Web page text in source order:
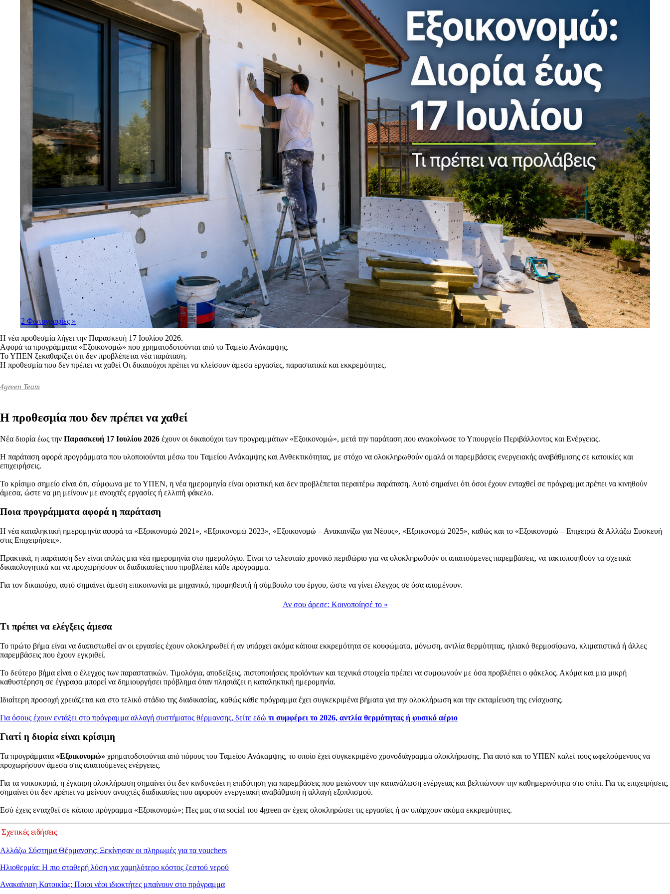
2 Φωτογραφίες »
Η νέα προθεσμία λήγει την Παρασκευή 17 Ιουλίου 2026.
Αφορά τα προγράμματα «Εξοικονομώ» που χρηματοδοτούνται από το Ταμείο Ανάκαμψης.
Το ΥΠΕΝ ξεκαθαρίζει ότι δεν προβλέπεται νέα παράταση.
Η προθεσμία που δεν πρέπει να χαθεί Οι δικαιούχοι πρέπει να κλείσουν άμεσα εργασίες, παραστατικά και εκκρεμότητες.
4green Team
Η προθεσμία που δεν πρέπει να χαθεί
Νέα διορία έως την Παρασκευή 17 Ιουλίου 2026 έχουν οι δικαιούχοι των προγραμμάτων «Εξοικονομώ», μετά την παράταση που ανακοίνωσε το Υπουργείο Περιβάλλοντος και Ενέργειας.
Η παράταση αφορά προγράμματα που υλοποιούνται μέσω του Ταμείου Ανάκαμψης και Ανθεκτικότητας, με στόχο να ολοκληρωθούν ομαλά οι παρεμβάσεις ενεργειακής αναβάθμισης σε κατοικίες και
επιχειρήσεις.
Το κρίσιμο σημείο είναι ότι, σύμφωνα με το ΥΠΕΝ, η νέα ημερομηνία είναι οριστική και δεν προβλέπεται περαιτέρω παράταση. Αυτό σημαίνει ότι όσοι έχουν ενταχθεί σε πρόγραμμα πρέπει να κινηθούν
άμεσα, ώστε να μη μείνουν με ανοιχτές εργασίες ή ελλιπή φάκελο.
Ποια προγράμματα αφορά η παράταση
Η νέα καταληκτική ημερομηνία αφορά τα «Εξοικονομώ 2021», «Εξοικονομώ 2023», «Εξοικονομώ – Ανακαινίζω για Νέους», «Εξοικονομώ 2025», καθώς και το «Εξοικονομώ – Επιχειρώ & Αλλάζω Συσκευή
στις Επιχειρήσεις».
Πρακτικά, η παράταση δεν είναι απλώς μια νέα ημερομηνία στο ημερολόγιο. Είναι το τελευταίο χρονικό περιθώριο για να ολοκληρωθούν οι απαιτούμενες παρεμβάσεις, να τακτοποιηθούν τα σχετικά
δικαιολογητικά και να προχωρήσουν οι διαδικασίες που προβλέπει κάθε πρόγραμμα.
Για τον δικαιούχο, αυτό σημαίνει άμεση επικοινωνία με μηχανικό, προμηθευτή ή σύμβουλο του έργου, ώστε να γίνει έλεγχος σε όσα απομένουν.
Αν σου άρεσε: Κοινοποίησέ το »
Τι πρέπει να ελέγξεις άμεσα
Το πρώτο βήμα είναι να διαπιστωθεί αν οι εργασίες έχουν ολοκληρωθεί ή αν υπάρχει ακόμα κάποια εκκρεμότητα σε κουφώματα, μόνωση, αντλία θερμότητας, ηλιακό θερμοσίφωνα, κλιματιστικά ή άλλες
παρεμβάσεις που έχουν εγκριθεί.
Το δεύτερο βήμα είναι ο έλεγχος των παραστατικών. Τιμολόγια, αποδείξεις, πιστοποιήσεις προϊόντων και τεχνικά στοιχεία πρέπει να συμφωνούν με όσα προβλέπει ο φάκελος. Ακόμα και μια μικρή
καθυστέρηση σε έγγραφα μπορεί να δημιουργήσει πρόβλημα όταν πλησιάζει η καταληκτική ημερομηνία.
Ιδιαίτερη προσοχή χρειάζεται και στο τελικό στάδιο της διαδικασίας, καθώς κάθε πρόγραμμα έχει συγκεκριμένα βήματα για την ολοκλήρωση και την εκταμίευση της ενίσχυσης.
Για όσους έχουν εντάξει στο πρόγραμμα αλλαγή συστήματος θέρμανσης, δείτε εδώ τι συμφέρει το 2026, αντλία θερμότητας ή φυσικό αέριο
Γιατί η διορία είναι κρίσιμη
Τα προγράμματα «Εξοικονομώ» χρηματοδοτούνται από πόρους του Ταμείου Ανάκαμψης, το οποίο έχει συγκεκριμένο χρονοδιάγραμμα ολοκλήρωσης. Για αυτό και το ΥΠΕΝ καλεί τους ωφελούμενους να
προχωρήσουν άμεσα στις απαιτούμενες ενέργειες.
Για τα νοικοκυριά, η έγκαιρη ολοκλήρωση σημαίνει ότι δεν κινδυνεύει η επιδότηση για παρεμβάσεις που μειώνουν την κατανάλωση ενέργειας και βελτιώνουν την καθημερινότητα στο σπίτι. Για τις επιχειρήσεις,
σημαίνει ότι δεν πρέπει να μείνουν ανοιχτές διαδικασίες που αφορούν ενεργειακή αναβάθμιση ή αλλαγή εξοπλισμού.
Εσύ έχεις ενταχθεί σε κάποιο πρόγραμμα «Εξοικονομώ»; Πες μας στα social του 4green αν έχεις ολοκληρώσει τις εργασίες ή αν υπάρχουν ακόμα εκκρεμότητες.
Σχετικές ειδήσεις
Αλλάζω Σύστημα Θέρμανσης: Ξεκίνησαν οι πληρωμές για τα vouchers
Ηλιοθερμία: Η πιο σταθερή λύση για χαμηλότερο κόστος ζεστού νερού
Ανακαίνιση Κατοικίας: Ποιοι νέοι ιδιοκτήτες μπαίνουν στο πρόγραμμα